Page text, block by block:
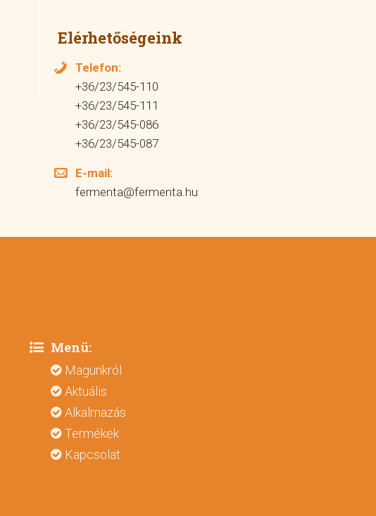
Elérhetőségeink
Telefon:
+36/23/545-110
+36/23/545-111
+36/23/545-086
+36/23/545-087
E-mail:
fermenta@fermenta.hu
Menü:
Magunkról
Aktuális
Alkalmazás
Termékek
Kapcsolat